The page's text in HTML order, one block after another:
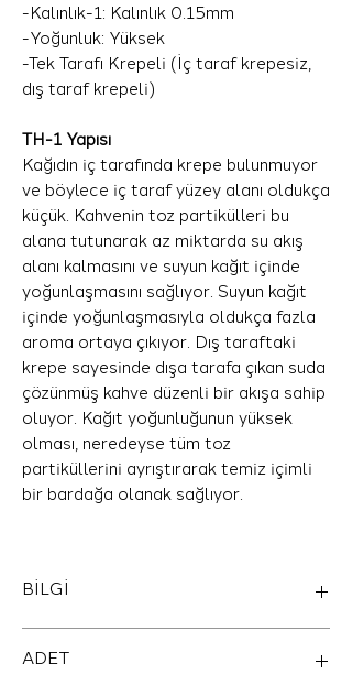
-Kalınlık-1: Kalınlık 0.15mm
-Yoğunluk: Yüksek
-Tek Tarafı Krepeli (İç taraf krepesiz,
dış taraf krepeli)
TH-1 Yapısı
Kağıdın iç tarafında krepe bulunmuyor
ve böylece iç taraf yüzey alanı oldukça
küçük. Kahvenin toz partikülleri bu
alana tutunarak az miktarda su akış
alanı kalmasını ve suyun kağıt içinde
yoğunlaşmasını sağlıyor. Suyun kağıt
içinde yoğunlaşmasıyla oldukça fazla
aroma ortaya çıkıyor. Dış taraftaki
krepe sayesinde dışa tarafa çıkan suda
çözünmüş kahve düzenli bir akışa sahip
oluyor. Kağıt yoğunluğunun yüksek
olması, neredeyse tüm toz
partiküllerini ayrıştırarak temiz içimli
bir bardağa olanak sağlıyor.
BİLGİ
ancak tek değişken bu değil. Akış hızını
ADET